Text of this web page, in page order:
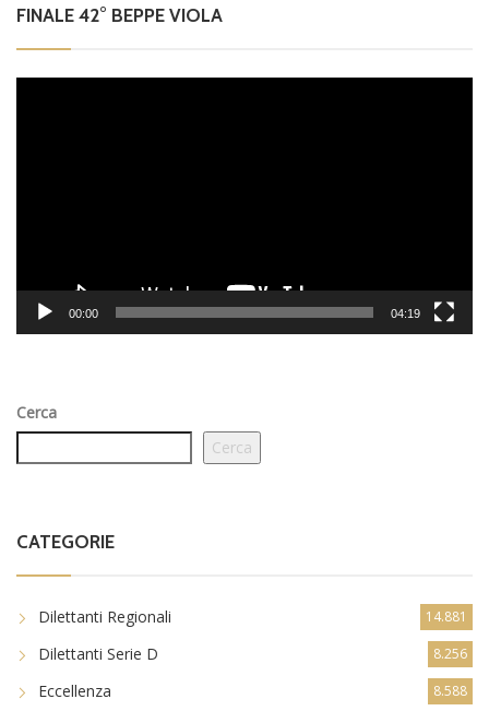
FINALE 42° BEPPE VIOLA
00:00 04:19
Cerca
Cerca
CATEGORIE
Dilettanti Regionali 14.881
Dilettanti Serie D 8.256
Eccellenza 8.588